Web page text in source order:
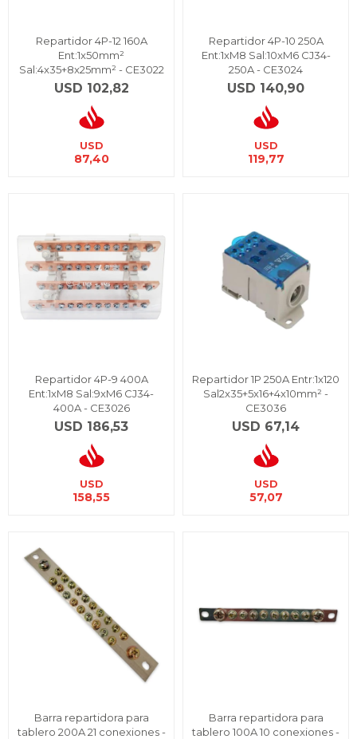
Repartidor 4P-12 160A
Ent:1x50mm²
Sal:4x35+8x25mm² - CE3022
USD 102,82
USD
87,40
Repartidor 4P-10 250A
Ent:1xM8 Sal:10xM6 CJ34-
250A - CE3024
USD 140,90
USD
119,77
Repartidor 4P-9 400A
Ent:1xM8 Sal:9xM6 CJ34-
400A - CE3026
USD 186,53
USD
158,55
Repartidor 1P 250A Entr:1x120
Sal2x35+5x16+4x10mm² -
CE3036
USD 67,14
USD
57,07
Barra repartidora para
tablero 200A 21 conexiones -
Barra repartidora para
tablero 100A 10 conexiones -